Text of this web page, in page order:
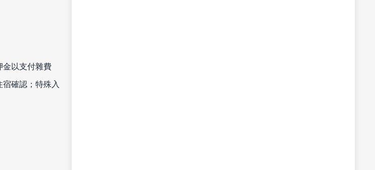
金以支付雜費
確認；特殊入